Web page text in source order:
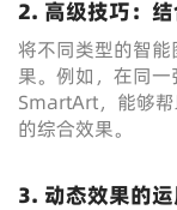
2. 高级技巧：
将不同类型的智
果。例如，在同
SmartArt，能够
的综合效果。
3. 动态效果的运